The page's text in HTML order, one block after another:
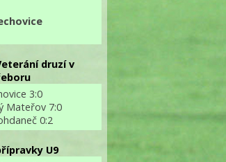
druzí v
3:0
Mateřov 7:0
0:2
U9